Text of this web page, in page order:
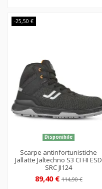
-25,50 €
Disponibile
Scarpe antinfortunistiche
Jallatte Jaltechno S3 CI HI ESD
SRC JI124
89,40 €114,90 €